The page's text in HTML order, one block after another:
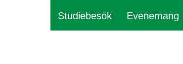
Studiebesök Evenemang